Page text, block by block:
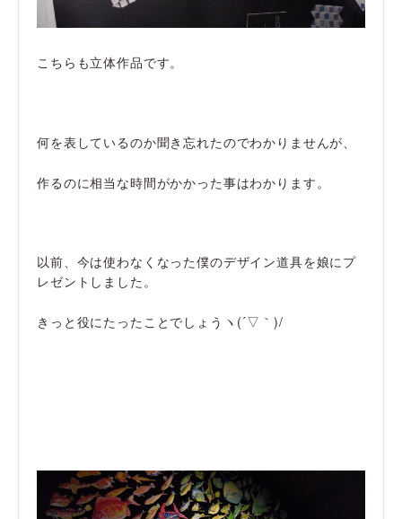
こちらも立体作品です。
何を表しているのか聞き忘れたのでわかりませんが、
作るのに相当な時間がかかった事はわかります。
以前、今は使わなくなった僕のデザイン道具を娘にプ
レゼントしました。
きっと役にたったことでしょうヽ(´▽｀)/